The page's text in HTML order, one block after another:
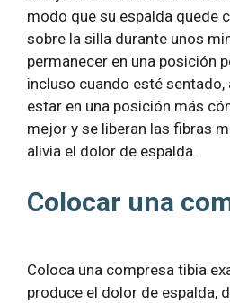
modo que su espalda quede
sobre la silla durante unos
permanecer en una posición
incluso cuando esté
estar en una posición más
mejor y se liberan las fibras
alivia el dolor de espalda.
Colocar una
Coloca una compresa tibia
produce el dolor de espalda,